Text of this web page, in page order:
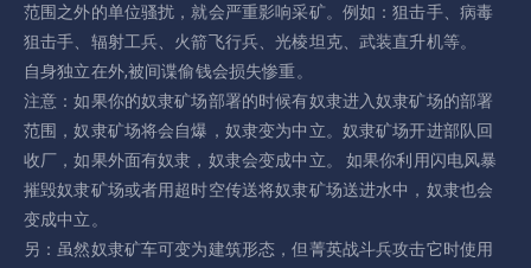
范围之外的单位骚扰，就会严重影响采矿。例如：狙击手、病毒
狙击手、辐射工兵、火箭飞行兵、光棱坦克、武装直升机等。
自身独立在外,被间谍偷钱会损失惨重。
注意：如果你的奴隶矿场部署的时候有奴隶进入奴隶矿场的部署
范围，奴隶矿场将会自爆，奴隶变为中立。奴隶矿场开进部队回
收厂，如果外面有奴隶，奴隶会变成中立。 如果你利用闪电风暴
摧毁奴隶矿场或者用超时空传送将奴隶矿场送进水中，奴隶也会
变成中立。
另：虽然奴隶矿车可变为建筑形态，但菁英战斗兵攻击它时使用